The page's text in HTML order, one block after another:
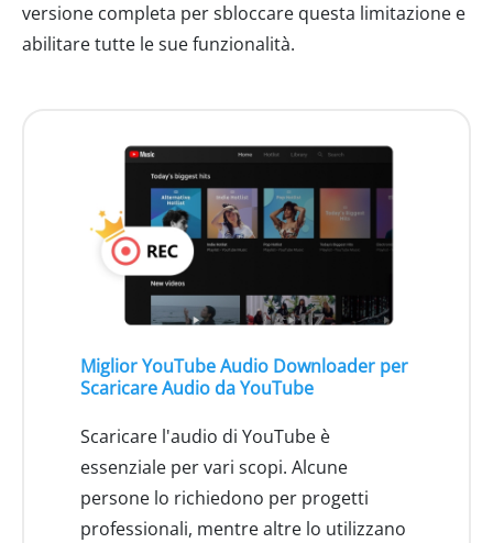
versione completa per sbloccare questa limitazione e
abilitare tutte le sue funzionalità.
Miglior YouTube Audio Downloader per
Scaricare Audio da YouTube
Scaricare l'audio di YouTube è
essenziale per vari scopi. Alcune
persone lo richiedono per progetti
professionali, mentre altre lo utilizzano